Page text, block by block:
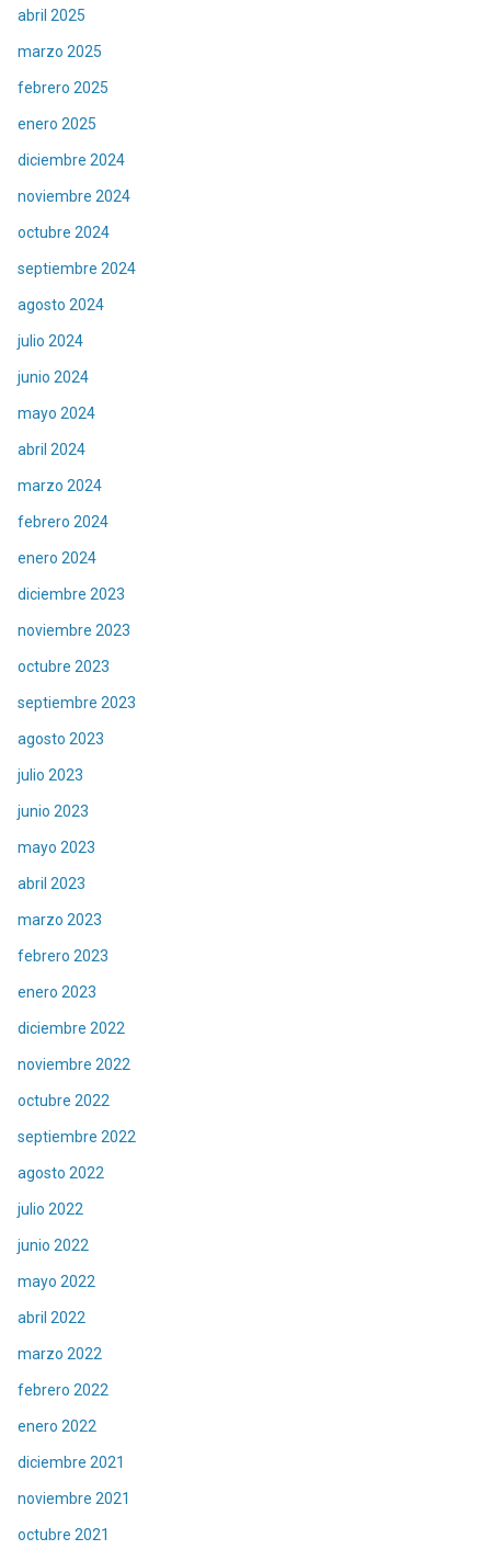
abril 2025
marzo 2025
febrero 2025
enero 2025
diciembre 2024
noviembre 2024
octubre 2024
septiembre 2024
agosto 2024
julio 2024
junio 2024
mayo 2024
abril 2024
marzo 2024
febrero 2024
enero 2024
diciembre 2023
noviembre 2023
octubre 2023
septiembre 2023
agosto 2023
julio 2023
junio 2023
mayo 2023
abril 2023
marzo 2023
febrero 2023
enero 2023
diciembre 2022
noviembre 2022
octubre 2022
septiembre 2022
agosto 2022
julio 2022
junio 2022
mayo 2022
abril 2022
marzo 2022
febrero 2022
enero 2022
diciembre 2021
noviembre 2021
octubre 2021